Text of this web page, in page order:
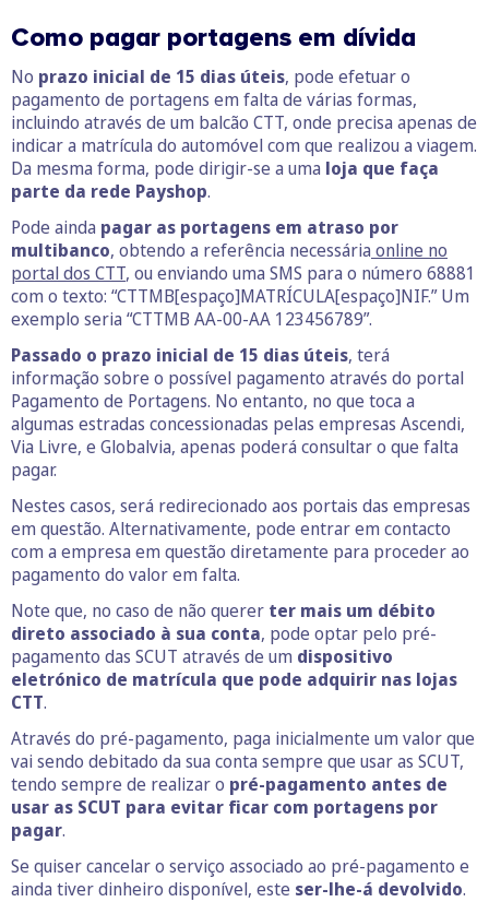
Como pagar portagens em dívida
No prazo inicial de 15 dias úteis, pode efetuar o
pagamento de portagens em falta de várias formas,
incluindo através de um balcão CTT, onde precisa apenas de
indicar a matrícula do automóvel com que realizou a viagem.
Da mesma forma, pode dirigir-se a uma loja que faça
parte da rede Payshop.
Pode ainda pagar as portagens em atraso por
multibanco, obtendo a referência necessária online no
portal dos CTT, ou enviando uma SMS para o número 68881
com o texto: “CTTMB[espaço]MATRÍCULA[espaço]NIF.” Um
exemplo seria “CTTMB AA-00-AA 123456789”.
Passado o prazo inicial de 15 dias úteis, terá
informação sobre o possível pagamento através do portal
Pagamento de Portagens. No entanto, no que toca a
algumas estradas concessionadas pelas empresas Ascendi,
Via Livre, e Globalvia, apenas poderá consultar o que falta
pagar.
Nestes casos, será redirecionado aos portais das empresas
em questão. Alternativamente, pode entrar em contacto
com a empresa em questão diretamente para proceder ao
pagamento do valor em falta.
Note que, no caso de não querer ter mais um débito
direto associado à sua conta, pode optar pelo pré-
pagamento das SCUT através de um dispositivo
eletrónico de matrícula que pode adquirir nas lojas
CTT.
Através do pré-pagamento, paga inicialmente um valor que
vai sendo debitado da sua conta sempre que usar as SCUT,
tendo sempre de realizar o pré-pagamento antes de
usar as SCUT para evitar ficar com portagens por
pagar.
Se quiser cancelar o serviço associado ao pré-pagamento e
ainda tiver dinheiro disponível, este ser-lhe-á devolvido.